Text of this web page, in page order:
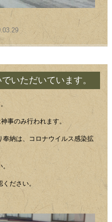
いただいています。
事のみ行われます。
納は、コロナウイルス感染拡
ださい。